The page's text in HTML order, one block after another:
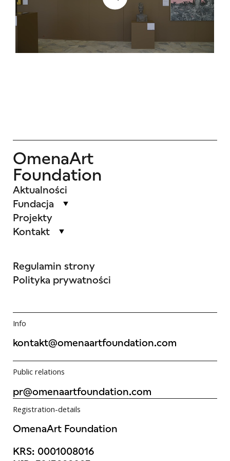
OmenaArt
Foundation
Aktualności
Fundacja
Projekty
Kontakt
Regulamin strony
Polityka prywatności
Info
kontakt@omenaartfoundation.com
Public relations
pr@omenaartfoundation.com
Registration-details
OmenaArt Foundation
KRS: 0001008016